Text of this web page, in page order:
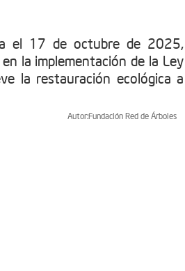
el 17 de octubre de 2025,
la implementación de la Ley
la restauración ecológica a
Autor:Fundación Red de Árboles